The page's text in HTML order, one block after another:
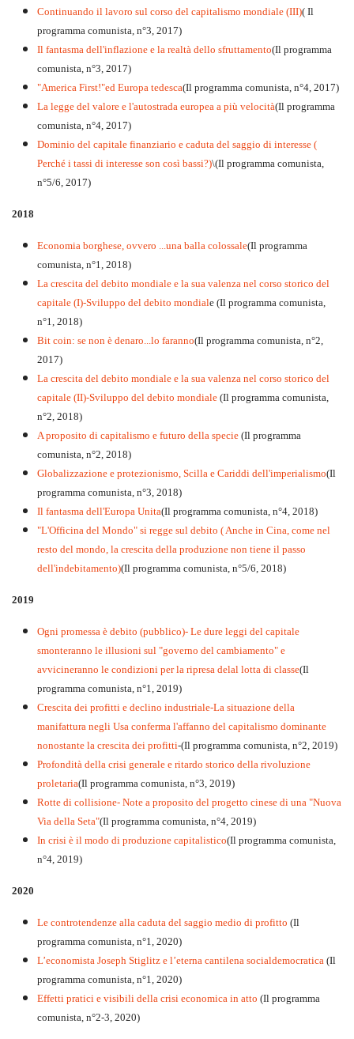
Continuando il lavoro sul corso del capitalismo mondiale (III)( Il
programma comunista, n°3, 2017)
Il fantasma dell'inflazione e la realtà dello sfruttamento(Il programma
comunista, n°3, 2017)
"America First!"ed Europa tedesca(Il programma comunista, n°4, 2017)
La legge del valore e l'autostrada europea a più velocità(Il programma
comunista, n°4, 2017)
Dominio del capitale finanziario e caduta del saggio di interesse (
Perché i tassi di interesse son così bassi?)\(Il programma comunista,
n°5/6, 2017)
2018
Economia borghese, ovvero ...una balla colossale(Il programma
comunista, n°1, 2018)
La crescita del debito mondiale e la sua valenza nel corso storico del
capitale (I)-Sviluppo del debito mondiale (Il programma comunista,
n°1, 2018)
Bit coin: se non è denaro...lo faranno(Il programma comunista, n°2,
2017)
La crescita del debito mondiale e la sua valenza nel corso storico del
capitale (II)-Sviluppo del debito mondiale (Il programma comunista,
n°2, 2018)
A proposito di capitalismo e futuro della specie (Il programma
comunista, n°2, 2018)
Globalizzazione e protezionismo, Scilla e Cariddi dell'imperialismo(Il
programma comunista, n°3, 2018)
Il fantasma dell'Europa Unita(Il programma comunista, n°4, 2018)
"L'Officina del Mondo" si regge sul debito ( Anche in Cina, come nel
resto del mondo, la crescita della produzione non tiene il passo
dell'indebitamento)(Il programma comunista, n°5/6, 2018)
2019
Ogni promessa è debito (pubblico)- Le dure leggi del capitale
smonteranno le illusioni sul "governo del cambiamento" e
avvicineranno le condizioni per la ripresa delal lotta di classe(Il
programma comunista, n°1, 2019)
Crescita dei profitti e declino industriale-La situazione della
manifattura negli Usa conferma l'affanno del capitalismo dominante
nonostante la crescita dei profitti-(Il programma comunista, n°2, 2019)
Profondità della crisi generale e ritardo storico della rivoluzione
proletaria(Il programma comunista, n°3, 2019)
Rotte di collisione- Note a proposito del progetto cinese di una "Nuova
Via della Seta"(Il programma comunista, n°4, 2019)
In crisi è il modo di produzione capitalistico(Il programma comunista,
n°4, 2019)
2020
Le controtendenze alla caduta del saggio medio di profitto (Il
programma comunista, n°1, 2020)
L’economista Joseph Stiglitz e l’eterna cantilena socialdemocratica (Il
programma comunista, n°1, 2020)
Effetti pratici e visibili della crisi economica in atto (Il programma
comunista, n°2-3, 2020)